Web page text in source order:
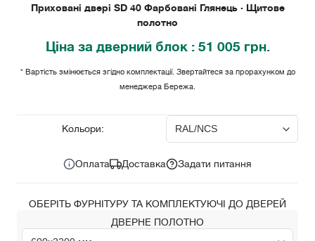
Приховані двері SD 40 Фарбовані Глянець · Щитове
полотно
Ціна за дверний блок : 51 005 грн.
* Вартість змінюється згідно комплектації. Звертайтеся за прорахунком до
менеджера Бережа.
Кольори:
Оплата Доставка Задати питання
ОБЕРІТЬ ФУРНІТУРУ ТА КОМПЛЕКТУЮЧІ ДО ДВЕРЕЙ
ДВЕРНЕ ПОЛОТНО